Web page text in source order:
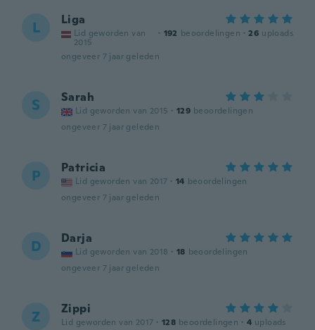
L Liga
Lid geworden van
2015
· 192 beoordelingen · 26 uploads
ongeveer 7 jaar geleden
S Sarah
Lid geworden van 2015 · 129 beoordelingen
ongeveer 7 jaar geleden
P Patricia
Lid geworden van 2017 · 14 beoordelingen
ongeveer 7 jaar geleden
D Darja
Lid geworden van 2018 · 18 beoordelingen
ongeveer 7 jaar geleden
Z Zippi
Lid geworden van 2017 · 128 beoordelingen · 4 uploads